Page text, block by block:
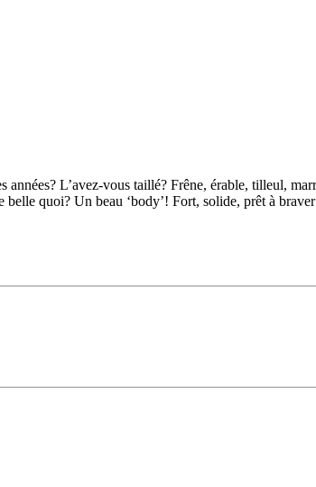
L’avez-vous taillé? Frêne, érable, tilleul,
quoi? Un beau ‘body’! Fort, solide, prêt à